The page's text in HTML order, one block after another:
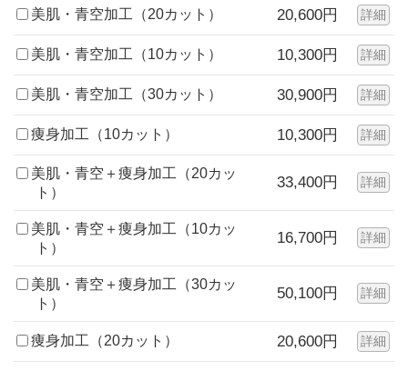
美肌・青空加工（20カット） 20,600円 詳細
美肌・青空加工（10カット） 10,300円 詳細
美肌・青空加工（30カット） 30,900円 詳細
痩身加工（10カット） 10,300円 詳細
美肌・青空＋痩身加工（20カッ
ト）
33,400円 詳細
美肌・青空＋痩身加工（10カッ
ト）
16,700円 詳細
美肌・青空＋痩身加工（30カッ
ト）
50,100円 詳細
痩身加工（20カット） 20,600円 詳細